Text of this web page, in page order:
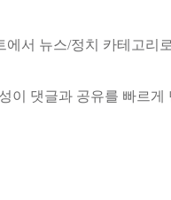
서 뉴스/정치 카테고리
이 댓글과 공유를 빠르